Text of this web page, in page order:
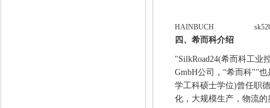
HAINBUCH
四、希而科介绍
"SilkRoad24(希而科工业
GmbH公司，“希而科""
学工科硕士学位)曾任职
化，大规模生产，物流的